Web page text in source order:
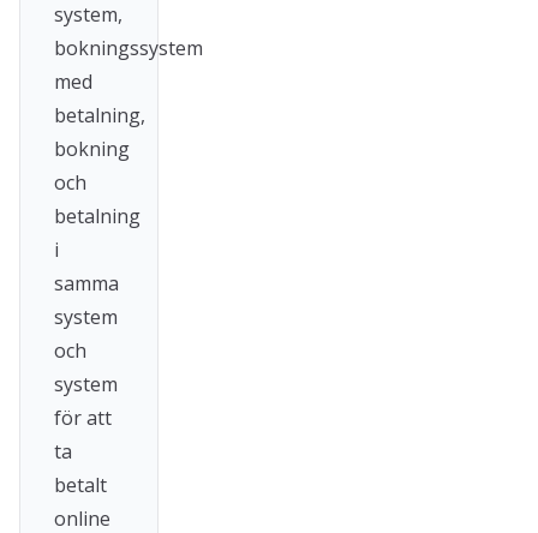
system,
bokningssystem
med
betalning,
bokning
och
betalning
i
samma
system
och
system
för att
ta
betalt
online